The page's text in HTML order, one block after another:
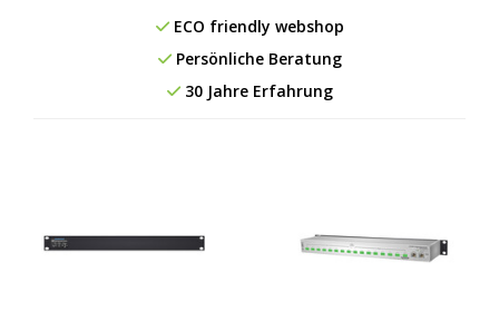
ECO friendly webshop
Persönliche Beratung
30 Jahre Erfahrung